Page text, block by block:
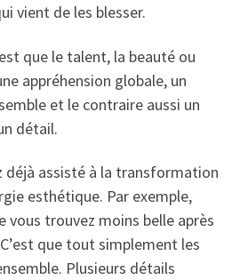
vient de les blesser.
que le talent, la beauté ou
appréhension globale, un
et le contraire aussi un
détail.
déjà assisté à la transformation
esthétique. Par exemple,
vous trouvez moins belle après
que tout simplement les
Plusieurs détails